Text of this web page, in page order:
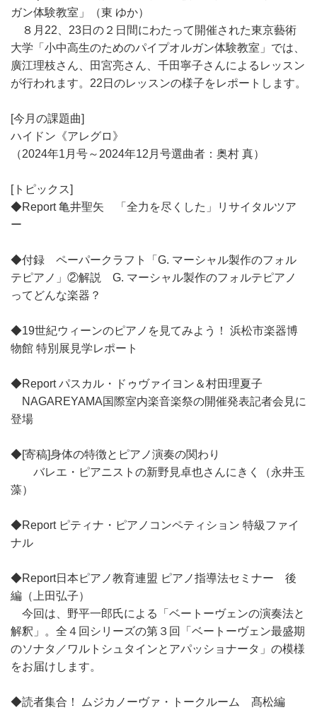
ガン体験教室」（東 ゆか）
８月22、23日の２日間にわたって開催された東京藝術
大学「小中高生のためのパイプオルガン体験教室」では、
廣江理枝さん、田宮亮さん、千田寧子さんによるレッスン
が行われます。22日のレッスンの様子をレポートします。
[今月の課題曲]
ハイドン《アレグロ》
（2024年1月号～2024年12月号選曲者：奥村 真）
[トピックス]
◆Report 亀井聖矢 「全力を尽くした」リサイタルツア
ー
◆付録 ペーパークラフト「G. マーシャル製作のフォル
テピアノ」②解説 G. マーシャル製作のフォルテピアノ
ってどんな楽器？
◆19世紀ウィーンのピアノを見てみよう！ 浜松市楽器博
物館 特別展見学レポート
◆Report パスカル・ドゥヴァイヨン＆村田理夏子
NAGAREYAMA国際室内楽音楽祭の開催発表記者会見に
登場
◆[寄稿]身体の特徴とピアノ演奏の関わり
バレエ・ピアニストの新野見卓也さんにきく（永井玉
藻）
◆Report ピティナ・ピアノコンペティション 特級ファイ
ナル
◆Report日本ピアノ教育連盟 ピアノ指導法セミナー 後
編（上田弘子）
今回は、野平一郎氏による「ベートーヴェンの演奏法と
解釈」。全４回シリーズの第３回「ベートーヴェン最盛期
のソナタ／ワルトシュタインとアパッショナータ」の模様
をお届けします。
◆読者集合！ ムジカノーヴァ・トークルーム 髙松編